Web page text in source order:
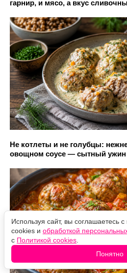
гарнир, и мясо, а вкус
Не котлеты и не голубцы:
овощном соусе — сытный ужин
Используя сайт, вы соглашаетесь
cookies и обработкой
с Политикой cookies
Понятно